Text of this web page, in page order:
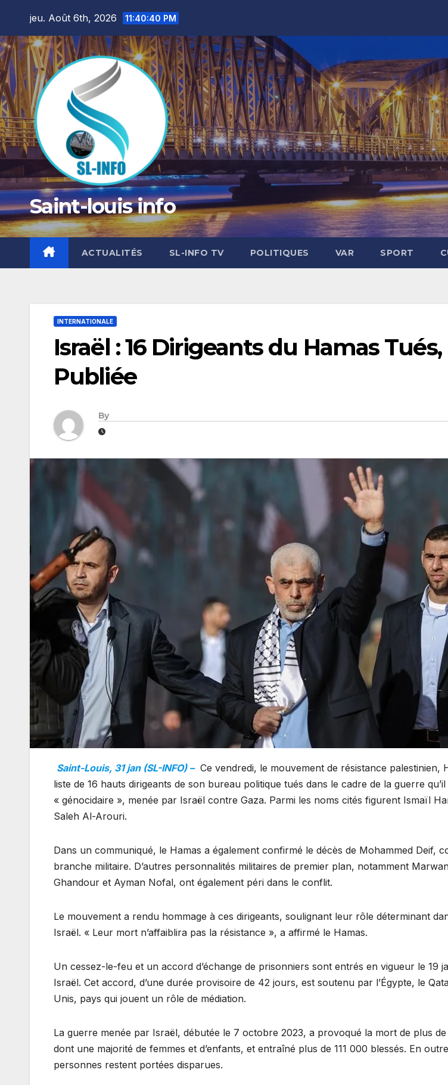
content
jeu. Août 6th, 2026 11:40:41 PM
Saint-louis info
ACTUALITÉS SL-INFO TV POLITIQUES VAR SPORT
INTERNATIONALE
Israël : 16 Dirigeants du Hamas
Publiée
By
Saint-Louis, 31 jan (SL-INFO) – Ce vendredi, le mouvement de résistance palestinien,
liste de 16 hauts dirigeants de son bureau politique tués dans le cadre de la guerre
« génocidaire », menée par Israël contre Gaza. Parmi les noms cités figurent Ismaïl
Saleh Al-Arouri.
Dans un communiqué, le Hamas a également confirmé le décès de Mohammed Deif,
branche militaire. D’autres personnalités militaires de premier plan, notamment
Ghandour et Ayman Nofal, ont également péri dans le conflit.
Le mouvement a rendu hommage à ces dirigeants, soulignant leur rôle déterminant
Israël. « Leur mort n’affaiblira pas la résistance », a affirmé le Hamas.
Un cessez-le-feu et un accord d’échange de prisonniers sont entrés en vigueur le 19
Israël. Cet accord, d’une durée provisoire de 42 jours, est soutenu par l’Égypte, le
Unis, pays qui jouent un rôle de médiation.
La guerre menée par Israël, débutée le 7 octobre 2023, a provoqué la mort de plus
dont une majorité de femmes et d’enfants, et entraîné plus de 111 000 blessés. En
personnes restent portées disparues.